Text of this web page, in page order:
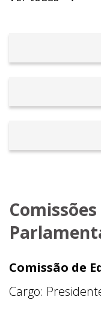
Destaco o
cidadania.
Comissão de
Cargo: